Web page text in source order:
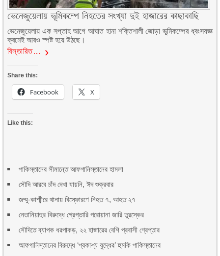
ভেনেজুয়েলায় ভূমিকম্পে নিহতের সংখ্যা দুই হাজারের কাছাকাছি
ভেনেজুয়েলায় এক সপ্তাহ আগে আঘাত হানা শক্তিশালী জোড়া ভূমিকম্পের ধ্বংসযজ্ঞ
ক্রমেই আরও স্পষ্ট হয়ে উঠছে।
বিস্তারিত…
Share this:
Facebook X
Like this:
পাকিস্তানের সীমান্তে আফগানিস্তানের হামলা
সৌদি আরবে চাঁদ দেখা যায়নি, ঈদ শুক্রবার
জম্মু-কাশ্মীরে থানায় বিস্ফোরণে নিহত ৭, আহত ২৭
নেতানিয়াহুর বিরুদ্ধে গ্রেপ্তারি পরোয়ানা জারি তুরস্কের
সৌদিতে ব্যাপক ধরপাকড়, ২২ হাজারের বেশি প্রবাসী গ্রেপ্তার
আফগানিস্তানের বিরুদ্ধে ‘প্রকাশ্য যুদ্ধের’ হুমকি পাকিস্তানের